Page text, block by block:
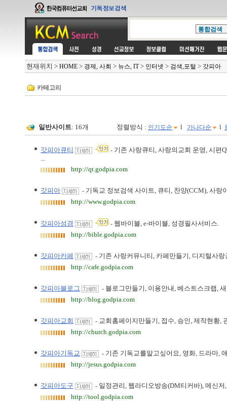
현재위치 > HOME > 경제, 사회 > 뉴스, IT > 인터넷 > 검색,포털 > 갓피아
카테고리
일반사이트: 16개 정렬방식 : 인기도순 l 가나다순 l
갓피아큐티 - 기존 사랑큐티, 사랑의교회 운영, 시편
...
http://qt.godpia.com
갓피아 - 기독교 정보검색 사이트, 큐티, 찬양(CCM), 사랑
http://www.godpia.com
갓피아성경 - 웹바이블, e-바이블, 성경필사서비스.
http://bible.godpia.com
갓피아카페 - 기존 사랑커뮤니티, 카페만들기, 디지털사랑
http://cafe.godpia.com
갓피아블로그 - 블로그만들기, 이용안내, 베스트스크랩,
http://blog.godpia.com
갓피아교회 - 교회홈페이지만들기, 접수, 승인, 제작현황,
http://church.godpia.com
갓피아기독교 - 기존 기독교를알고싶어요, 영화, 드라마,
http://jesus.godpia.com
갓피아도구 - 일정관리, 웹라디오방송(DM티커바), 메신
http://tool.godpia.com